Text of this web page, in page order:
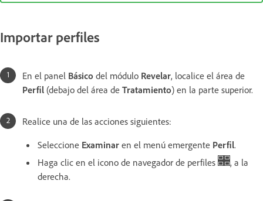
Importar perfiles
En el panel Básico del módulo Revelar, localice el área de
Perfil (debajo del área de Tratamiento) en la parte superior.
Realice una de las acciones siguientes:
Seleccione Examinar en el menú emergente Perfil.
Haga clic en el icono de navegador de perfiles
, a la
derecha.